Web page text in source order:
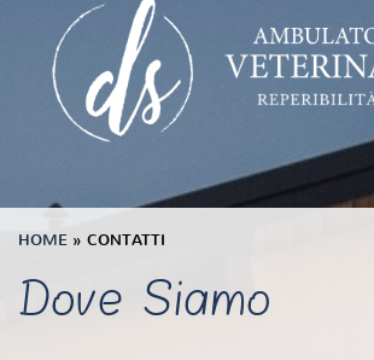
HOME » CONTATTI
Dove Siamo